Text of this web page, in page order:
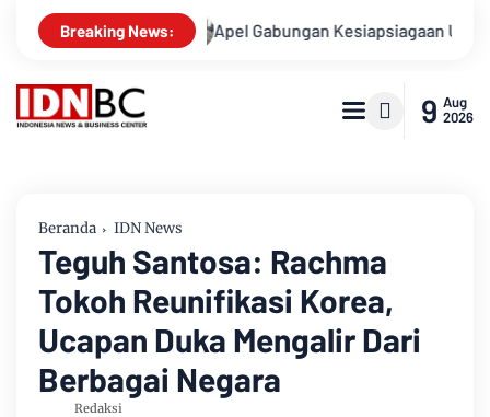
Breaking News:
Apel Gabungan Kesiapsiagaan Untuk Menanggulangi
9 Aug
2026
Beranda IDN News
Teguh Santosa: Rachma
Tokoh Reunifikasi Korea,
Ucapan Duka Mengalir Dari
Berbagai Negara
Redaksi